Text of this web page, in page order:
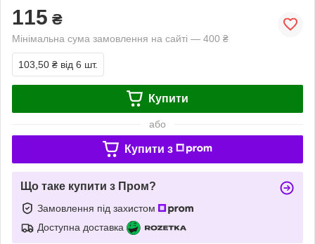
115 ₴
Мінімальна сума замовлення на сайті — 400 ₴
103,50 ₴ від 6 шт.
Купити
або
Купити з
Що таке купити з Пром?
Замовлення під захистом
Доступна доставка